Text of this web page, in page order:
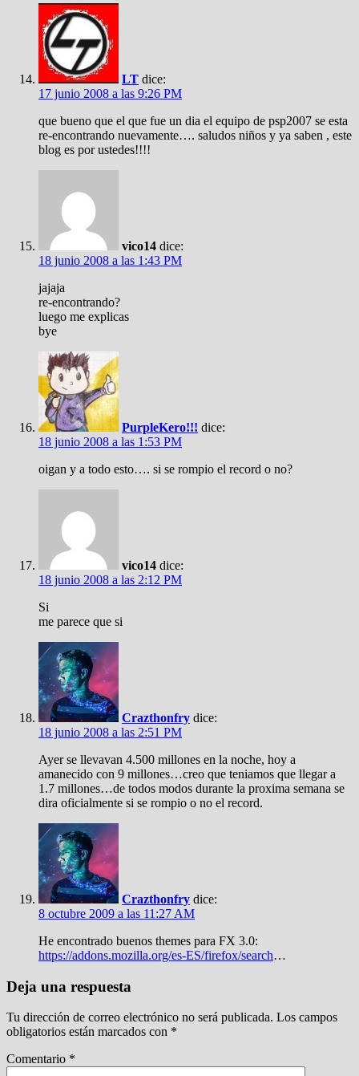
LT dice:
17 junio 2008 a las 9:26 PM
que bueno que el que fue un dia el equipo de psp2007 se esta
re-encontrando nuevamente…. saludos niños y ya saben , este
blog es por ustedes!!!!
vico14 dice:
18 junio 2008 a las 1:43 PM
jajaja
re-encontrando?
luego me explicas
bye
PurpleKero!!! dice:
18 junio 2008 a las 1:53 PM
oigan y a todo esto…. si se rompio el record o no?
vico14 dice:
18 junio 2008 a las 2:12 PM
Si
me parece que si
Crazthonfry dice:
18 junio 2008 a las 2:51 PM
Ayer se llevavan 4.500 millones en la noche, hoy a
amanecido con 9 millones…creo que teniamos que llegar a
1.7 millones…de todos modos durante la proxima semana se
dira oficialmente si se rompio o no el record.
Crazthonfry dice:
8 octubre 2009 a las 11:27 AM
He encontrado buenos themes para FX 3.0:
https://addons.mozilla.org/es-ES/firefox/search…
Deja una respuesta
Tu dirección de correo electrónico no será publicada. Los campos
obligatorios están marcados con *
Comentario *